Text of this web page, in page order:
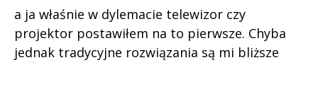
a ja właśnie w dylemacie telewizor czy
projektor postawiłem na to pierwsze. Chyba
jednak tradycyjne rozwiązania są mi bliższe